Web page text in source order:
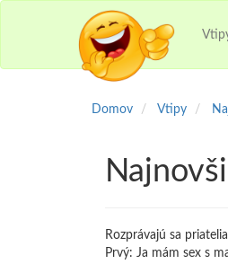
Domov Vtipy
Rozprávajú sa
Prvý: Ja mám sex s